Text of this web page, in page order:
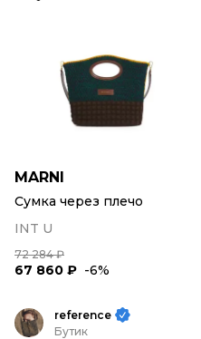
MARNI
Сумка через плечо
INT U
72 284 ₽
67 860 ₽ -6%
reference
Бутик